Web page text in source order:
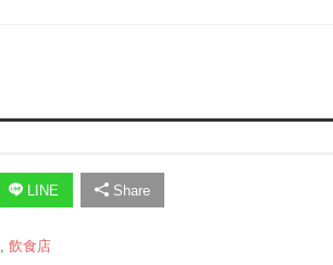
LINE Share
飲食店